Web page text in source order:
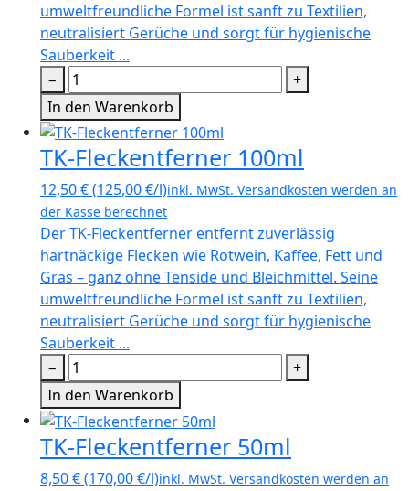
umweltfreundliche Formel ist sanft zu Textilien,
neutralisiert Gerüche und sorgt für hygienische
Sauberkeit ...
−
+
In den Warenkorb
TK-Fleckentferner 100ml
12,50€(125,00€/l)inkl. MwSt. Versandkosten werden an
der Kasse berechnet
Der TK-Fleckentferner entfernt zuverlässig
hartnäckige Flecken wie Rotwein, Kaffee, Fett und
Gras – ganz ohne Tenside und Bleichmittel. Seine
umweltfreundliche Formel ist sanft zu Textilien,
neutralisiert Gerüche und sorgt für hygienische
Sauberkeit ...
−
+
In den Warenkorb
TK-Fleckentferner 50ml
8,50€(170,00€/l)inkl. MwSt. Versandkosten werden an